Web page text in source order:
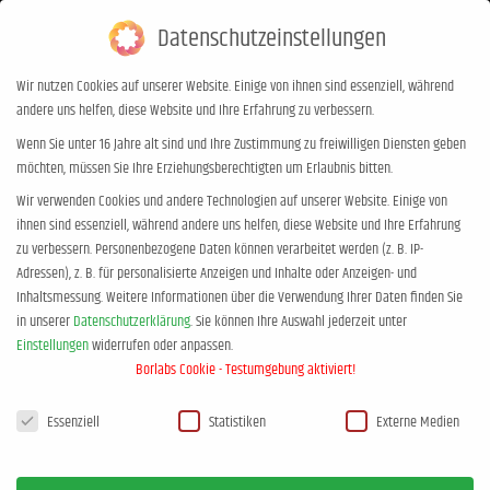
0,00€
Chill mal! mit den Pubertäts-Docs –
in Köln DE
Sie befinden sich hier:
Start Event Chill mal! mit den Pubertäts-Docs…
FEBRUAR, 2027
Datenschutzeinstellungen
Wir nutzen Cookies auf unserer Website. Einige von ihnen sind essenziell, während
andere uns helfen, diese Website und Ihre Erfahrung zu verbessern.
Wenn Sie unter 16 Jahre alt sind und Ihre Zustimmung zu freiwilligen Diensten geben
möchten, müssen Sie Ihre Erziehungsberechtigten um Erlaubnis bitten.
Wir verwenden Cookies und andere Technologien auf unserer Website. Einige von
ihnen sind essenziell, während andere uns helfen, diese Website und Ihre Erfahrung
zu verbessern.Personenbezogene Daten können verarbeitet werden (z. B. IP-
Adressen), z. B. für personalisierte Anzeigen und Inhalte oder Anzeigen- und
Inhaltsmessung.Weitere Informationen über die Verwendung Ihrer Daten finden Sie
in unsererDatenschutzerklärung.Sie können Ihre Auswahl jederzeit unter
Einstellungenwiderrufen oder anpassen.
Borlabs Cookie - Testumgebung aktiviert!
Datenschutzeinstellungen
Essenziell Statistiken Externe Medien